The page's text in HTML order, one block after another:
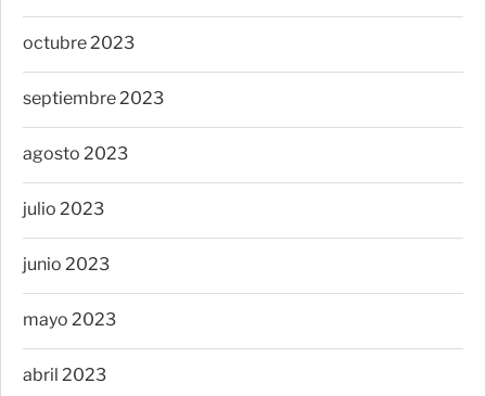
octubre 2023
septiembre 2023
agosto 2023
julio 2023
junio 2023
mayo 2023
abril 2023